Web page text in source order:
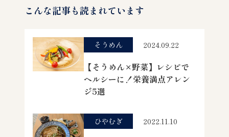
こんな記事も読まれています
そうめん 2024.09.22
【そうめん×野菜】レシピで
ヘルシーに！栄養満点アレン
ジ5選
ひやむぎ 2022.11.10